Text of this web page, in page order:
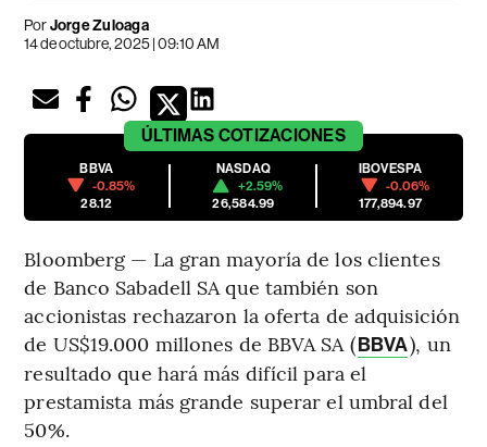
PorJorge Zuloaga
14 de octubre, 2025 | 09:10 AM
ÚLTIMAS COTIZACIONES
BBVA
-0.85%
28.12
NASDAQ
+2.59%
26,584.99
IBOVESPA
-0.06%
177,894.97
Bloomberg — La gran mayoría de los clientes
de Banco Sabadell SA que también son
accionistas rechazaron la oferta de adquisición
de US$19.000 millones de BBVA SA (BBVA), un
resultado que hará más difícil para el
prestamista más grande superar el umbral del
50%.